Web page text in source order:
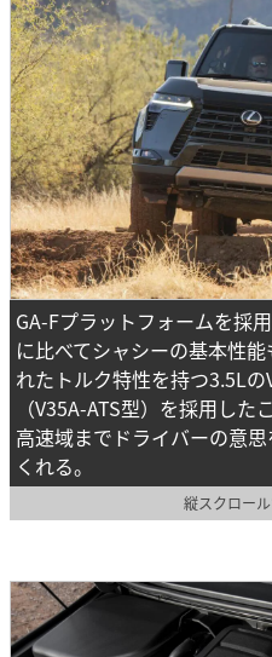
GA-Fプラットフォームを採
に比べてシャシーの基本性
れたトルク特性を持つ3.5L
（V35A-ATS型）を採用した
高速域までドライバーの意
くれる。
縦スクロー